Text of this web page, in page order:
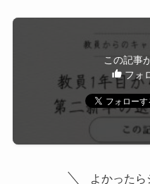
この記事
フォ
よかったら